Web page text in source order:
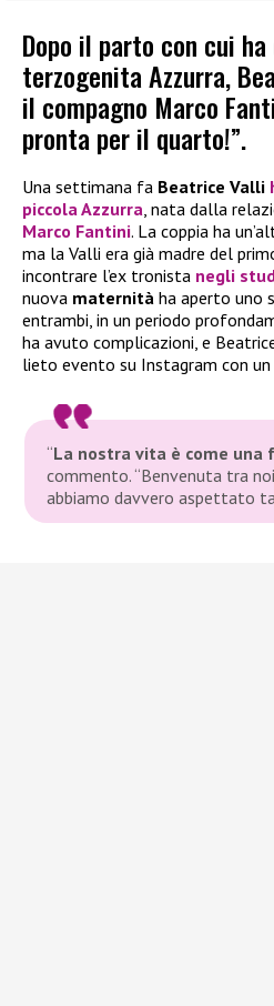
Dopo il parto con cui
terzogenita Azzurra,
il compagno Marco
pronta per il quarto!”.
Una settimana fa Beatrice Valli
piccola Azzurra, nata dalla
Marco Fantini. La coppia ha
ma la Valli era già madre del
incontrare l’ex tronista negli
nuova maternità ha aperto uno
entrambi, in un periodo
ha avuto complicazioni, e
lieto evento su Instagram con
“La nostra vita è come una
commento.“Benvenuta tra
abbiamo davvero aspettato